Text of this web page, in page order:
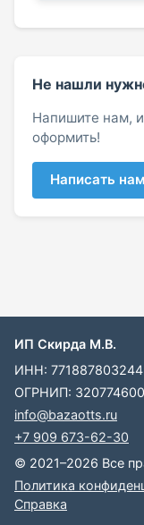
Не нашли
Напишите нам,
оформить!
Написать нам
ИП Скирда М.В.
ИНН: 771887803244
ОГРНИП:
info@bazaotts.ru
+7 909 673-62-30
© 2021–2026 Все
Политика
Справка